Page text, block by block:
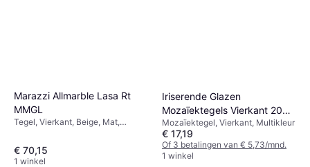
Marazzi Allmarble Lasa Rt
MMGL
Tegel, Vierkant, Beige, Mat,
Lengte: 60cm
€ 70,15
1 winkel
Iriserende Glazen
Mozaïektegels Vierkant 200
Stuks
Mozaïektegel, Vierkant, Multikleur
€ 17,19
Of 3 betalingen van € 5,73/mnd.
1 winkel